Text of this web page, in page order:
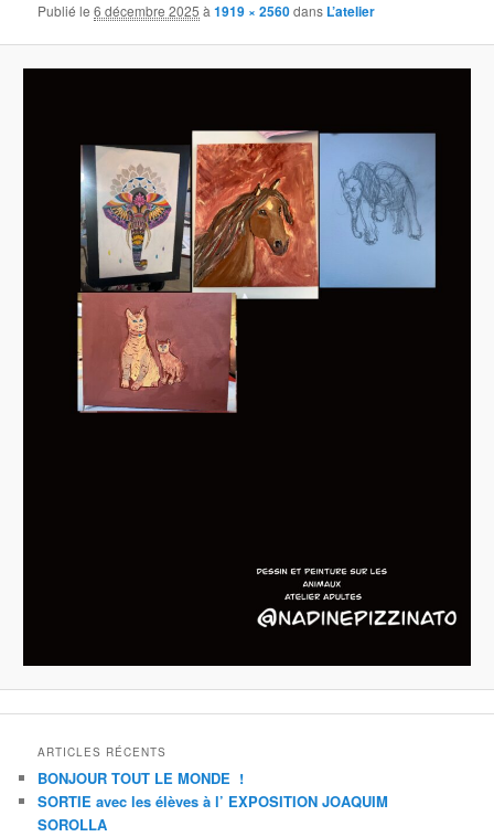
Publié le6 décembre 2025 à1919 × 2560dans L’atelier
ARTICLES RÉCENTS
BONJOUR TOUT LE MONDE !
SORTIE avec les élèves à l’ EXPOSITION JOAQUIM
SOROLLA